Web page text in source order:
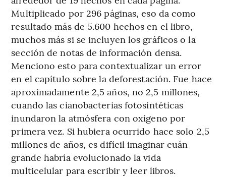
Multiplicado por 296 páginas, eso da como
resultado más de 5.600 hechos en el libro,
muchos más si se incluyen los gráficos o la
sección de notas de información densa.
Menciono esto para contextualizar un error
en el capítulo sobre la deforestación. Fue hace
aproximadamente 2,5 años, no 2,5 millones,
cuando las cianobacterias fotosintéticas
inundaron la atmósfera con oxígeno por
primera vez. Si hubiera ocurrido hace solo 2,5
millones de años, es difícil imaginar cuán
grande habría evolucionado la vida
multicelular para escribir y leer libros.